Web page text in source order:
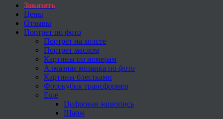
Заказать
Цены
Отзывы
Портрет по фото
Портрет на холсте
Портрет маслом
Картины по номерам
Алмазная мозаика по фото
Картины блестками
Фотокубик трансформер
Еще
Цифровая живопись
Шарж